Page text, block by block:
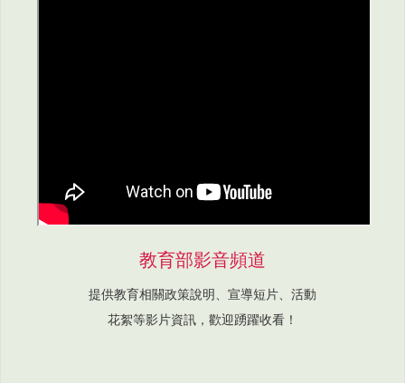
教育部影音頻道
提供教育相關政策說明、宣導短片、活動
花絮等影片資訊，歡迎踴躍收看！